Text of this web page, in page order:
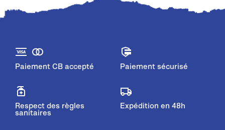
Paiement CB accepté Paiement sécurisé
Respect des règles
sanitaires
Expédition en 48h